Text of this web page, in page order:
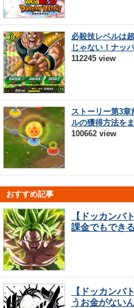
必殺技レベルは
じゃない！ナッ
112245 view
ストーリー第3
ルの獲得方法を
100662 view
おすすめ記事
【ドッカンバ
課金でもでき
【ドッカンバ
うお金がない